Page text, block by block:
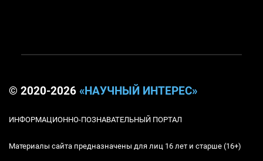
© 2020-2026 «НАУЧНЫЙ ИНТЕРЕС»
ИНФОРМАЦИОННО-ПОЗНАВАТЕЛЬНЫЙ ПОРТАЛ
Материалы сайта предназначены для лиц 16 лет и старше (16+)